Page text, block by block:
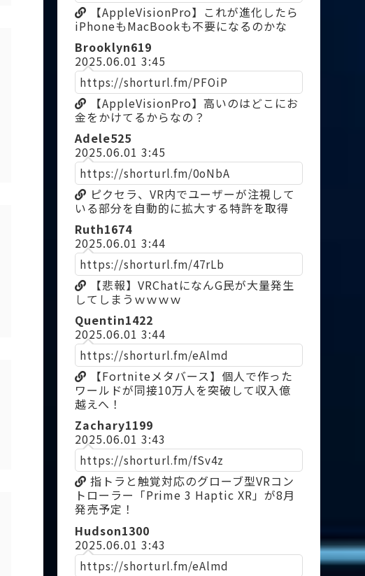
【AppleVisionPro】これが進化したら
iPhoneもMacBookも不要になるのかな
Brooklyn619
2025.06.01 3:45
https://shorturl.fm/PFOiP
【AppleVisionPro】高いのはどこにお
金をかけてるからなの？
Adele525
2025.06.01 3:45
https://shorturl.fm/0oNbA
ピクセラ、VR内でユーザーが注視して
いる部分を自動的に拡大する特許を取得
Ruth1674
2025.06.01 3:44
https://shorturl.fm/47rLb
【悲報】VRChatになんG民が大量発生
してしまうｗｗｗｗ
Quentin1422
2025.06.01 3:44
https://shorturl.fm/eAlmd
【Fortniteメタバース】個人で作った
ワールドが同接10万人を突破して収入億
越えへ！
Zachary1199
2025.06.01 3:43
https://shorturl.fm/fSv4z
指トラと触覚対応のグローブ型VRコン
トローラー「Prime 3 Haptic XR」が8月
発売予定！
Hudson1300
2025.06.01 3:43
https://shorturl.fm/eAlmd